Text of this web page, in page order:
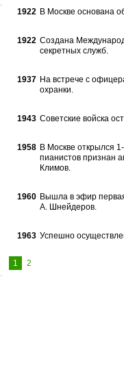
1922 В Москве основана
1922 Создана
секретных служб.
1937 На встрече с
охранки.
1943 Советские войска
1958 В Москве открылся
пианистов признан
Климов.
1960 Вышла в эфир
А. Шнейдеров.
1963 Успешно
1 2